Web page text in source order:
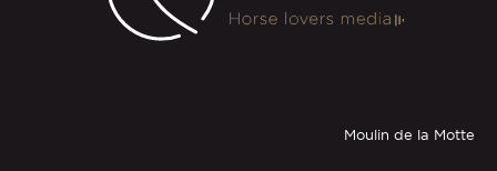
Moulin de la Motte